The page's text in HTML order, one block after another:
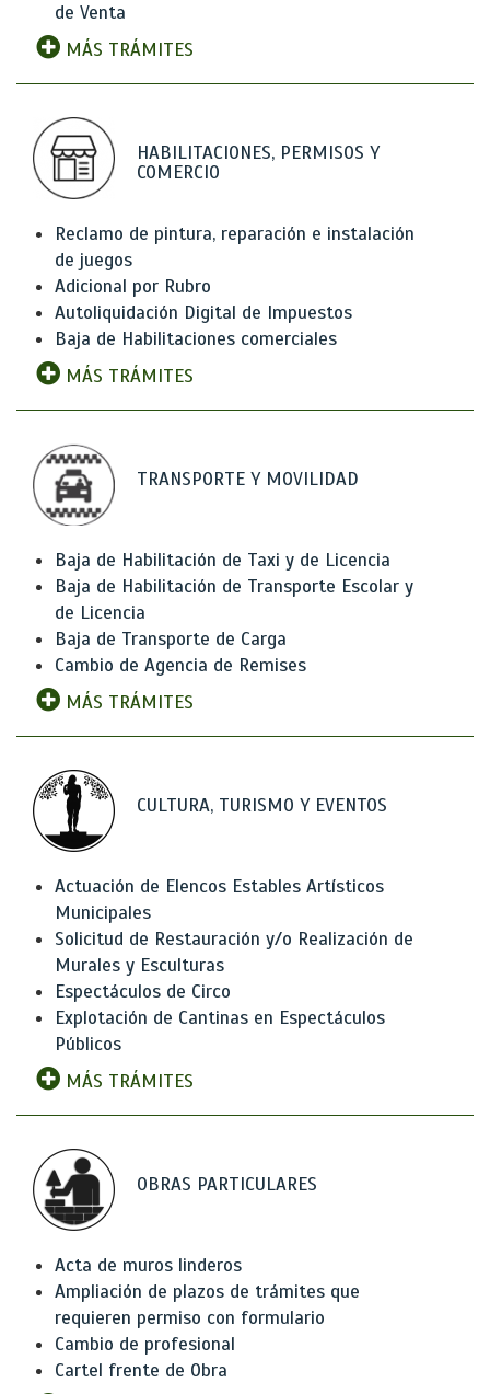
de Venta
MÁS TRÁMITES
HABILITACIONES, PERMISOS Y
COMERCIO
Reclamo de pintura, reparación e instalación
de juegos
Adicional por Rubro
Autoliquidación Digital de Impuestos
Baja de Habilitaciones comerciales
MÁS TRÁMITES
TRANSPORTE Y MOVILIDAD
Baja de Habilitación de Taxi y de Licencia
Baja de Habilitación de Transporte Escolar y
de Licencia
Baja de Transporte de Carga
Cambio de Agencia de Remises
MÁS TRÁMITES
CULTURA, TURISMO Y EVENTOS
Actuación de Elencos Estables Artísticos
Municipales
Solicitud de Restauración y/o Realización de
Murales y Esculturas
Espectáculos de Circo
Explotación de Cantinas en Espectáculos
Públicos
MÁS TRÁMITES
OBRAS PARTICULARES
Acta de muros linderos
Ampliación de plazos de trámites que
requieren permiso con formulario
Cambio de profesional
Cartel frente de Obra